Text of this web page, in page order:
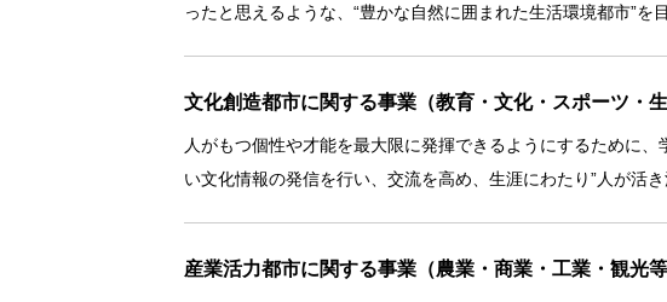
ったと思えるような、“豊かな自然に囲まれた生活環境都市”を
文化創造都市に関する事業（教育・文化・スポーツ・生
人がもつ個性や才能を最大限に発揮できるようにするために
い文化情報の発信を行い、交流を高め、生涯にわたり”人が活
産業活力都市に関する事業（農業・商業・工業・観光等